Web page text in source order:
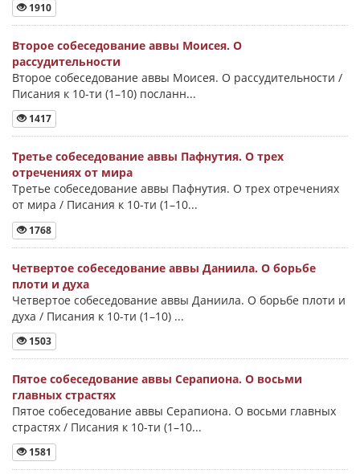
1910
Второе собеседование аввы Моисея. О
рассудительности
Второе собеседование аввы Моисея. О рассудительности /
Писания к 10-ти (1–10) посланн...
1417
Третье собеседование аввы Пафнутия. О трех
отречениях от мира
Третье собеседование аввы Пафнутия. О трех отречениях
от мира / Писания к 10-ти (1–10...
1768
Четвертое собеседование аввы Даниила. О борьбе
плоти и духа
Четвертое собеседование аввы Даниила. О борьбе плоти и
духа / Писания к 10-ти (1–10) ...
1503
Пятое собеседование аввы Серапиона. О восьми
главных страстях
Пятое собеседование аввы Серапиона. О восьми главных
страстях / Писания к 10-ти (1–10...
1581